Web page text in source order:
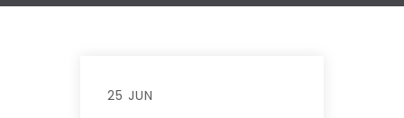
25 JUN